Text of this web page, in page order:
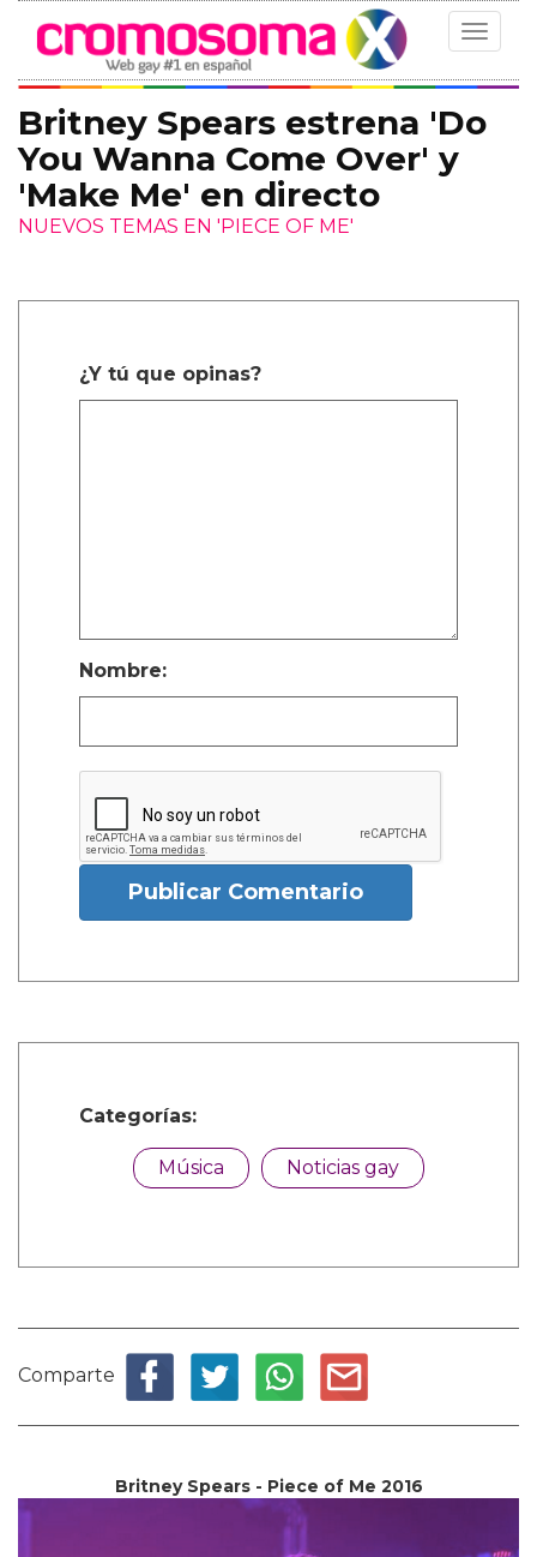
Toggle
Britney Spears estrena 'Do
You Wanna Come Over' y
'Make Me' en directo
NUEVOS TEMAS EN 'PIECE OF ME'
¿Y tú que opinas?
Nombre:
Publicar Comentario
Categorías:
Música Noticias gay
Comparte
Britney Spears - Piece of Me 2016